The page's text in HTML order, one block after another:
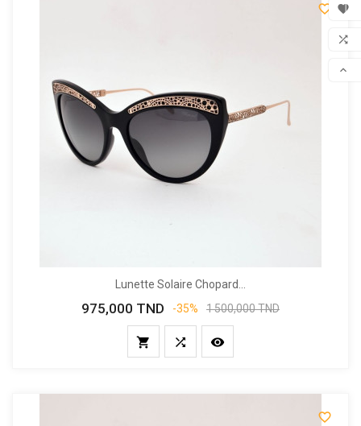




Lunette Solaire Chopard...
Prix
975,000 TND
Prix
-35% 1 500,000 TND
  
